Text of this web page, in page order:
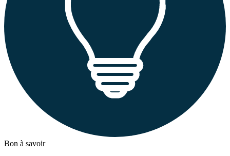
Bon à savoir